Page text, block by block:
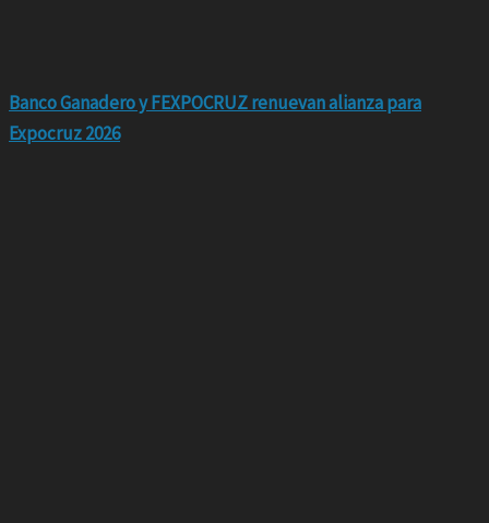
Banco Ganadero y FEXPOCRUZ renuevan alianza para
Expocruz 2026